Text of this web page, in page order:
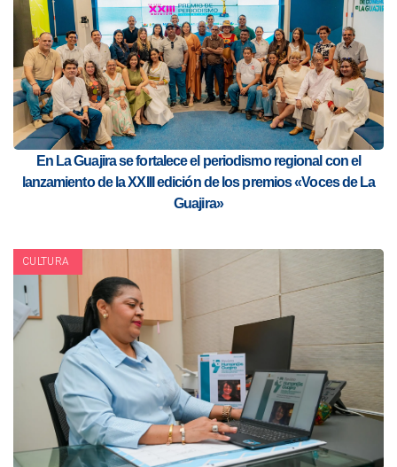
En La Guajira se fortalece el periodismo regional con el
lanzamiento de la XXIII edición de los premios «Voces de La
Guajira»
CULTURA